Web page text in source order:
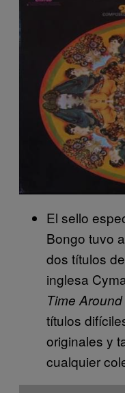
El sello
Bongo tuvo
dos títulos
inglesa
Time Around
títulos
originales y
cualquier